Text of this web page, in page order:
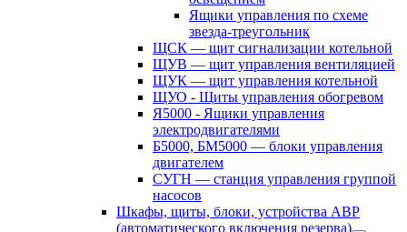
Ящики управления по схеме
звезда-треугольник
ЩСК — щит сигнализации котельной
ЩУВ — щит управления вентиляцией
ЩУК — щит управления котельной
ЩУО - Щиты управления обогревом
Я5000 - Ящики управления
электродвигателями
Б5000, БМ5000 — блоки управления
двигателем
СУГН — станция управления группой
насосов
Шкафы, щиты, блоки, устройства АВР
(автоматического включения резерва)